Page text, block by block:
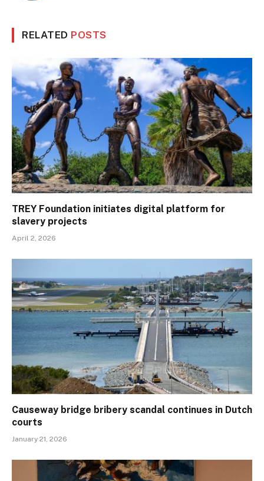
RELATED POSTS
TREY Foundation initiates digital platform for
slavery projects
April 2, 2026
Causeway bridge bribery scandal continues in Dutch
courts
January 21, 2026